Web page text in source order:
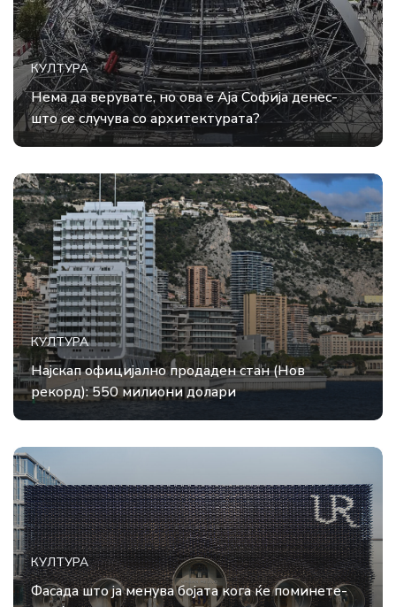
КУЛТУРА
Нема да верувате, но ова е Аја Софија денес-
што се случува со архитектурата?
КУЛТУРА
Најскап официјално продаден стан (Нов
рекорд): 550 милиони долари
КУЛТУРА
Фасада што ја менува бојата кога ќе поминете-